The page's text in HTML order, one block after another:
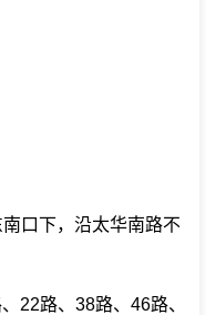
口下，沿太华南路不
22路、38路、46路、